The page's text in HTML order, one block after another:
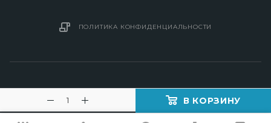
В КОРЗИНУ
ПОЛИТИКА КОНФИДЕНЦИАЛЬНОСТИ
2016 - 2026 © Изготовление ключей в Минске